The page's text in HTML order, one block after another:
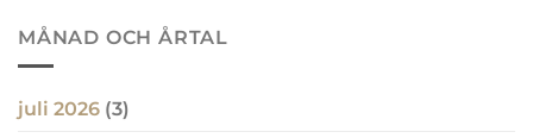
MÅNAD OCH ÅRTAL
juli 2026 (3)